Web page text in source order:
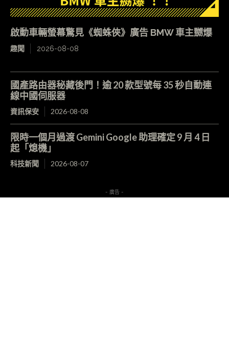
啟動車輛螢幕驚見《蜘蛛俠》廣告 BMW 車主嬲爆
趣聞 2026-08-08
國產路由器秘藏後門！逾 20 款型號每 35 秒自動連
線中國伺服器
資訊保安 2026-08-08
限時一個月過渡 Gemini Google 助理確定 9 月 4 日
起「熄機」
科技新聞 2026-08-07
- 廣告 -